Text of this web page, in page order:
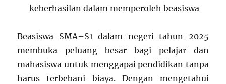
keberhasilan dalam memperoleh beasiswa
Beasiswa SMA–S1 dalam negeri tahun 2025
membuka peluang besar bagi pelajar dan
mahasiswa untuk menggapai pendidikan tanpa
harus terbebani biaya. Dengan mengetahui